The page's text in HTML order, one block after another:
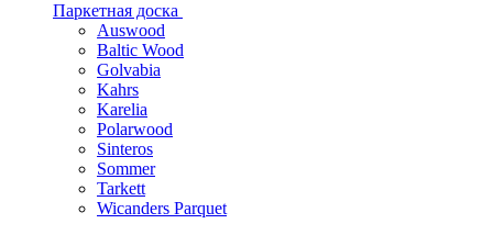
Паркетная доска
Auswood
Baltic Wood
Golvabia
Kahrs
Karelia
Polarwood
Sinteros
Sommer
Tarkett
Wicanders Parquet